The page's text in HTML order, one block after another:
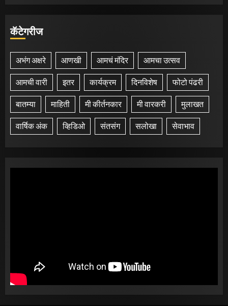
कॅटेगरीज
अभंग अक्षरे आणखी आमचं मंदिर आमचा उत्सव
आमची वारी इतर कार्यक्रम दिनविशेष फोटो पंढरी
बातम्या माहिती मी कीर्तनकार मी वारकरी मुलाखत
वार्षिक अंक व्हिडिओ संतसंग सलोखा सेवाभाव